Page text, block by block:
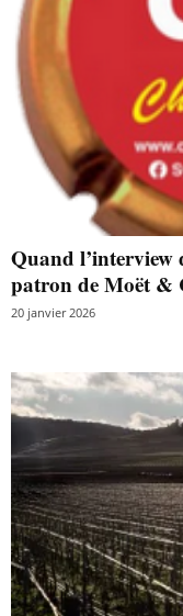
Quand l’interview
patron de Moët &
20 janvier 2026